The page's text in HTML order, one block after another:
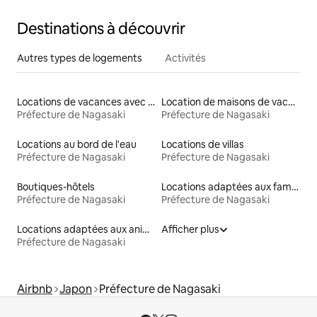
groupes nombreux]
Destinations à découvrir
Autres types de logements Activités
Locations de vacances avec piscine
Préfecture de Nagasaki
Location de maisons de vacances
Préfecture de Nagasaki
Locations au bord de l'eau
Préfecture de Nagasaki
Locations de villas
Préfecture de Nagasaki
Boutiques-hôtels
Préfecture de Nagasaki
Locations adaptées aux familles
Préfecture de Nagasaki
Locations adaptées aux animaux
Préfecture de Nagasaki
Afficher plus
Airbnb Japon Préfecture de Nagasaki